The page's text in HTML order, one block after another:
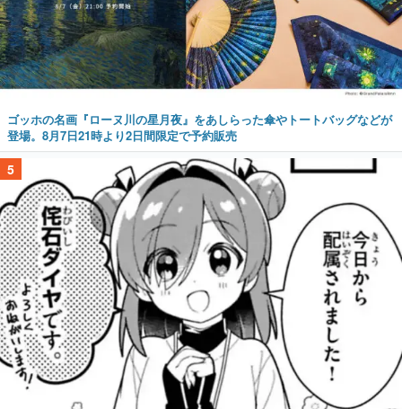
ゴッホの名画『ローヌ川の星月夜』をあしらった傘やトートバッグなどが
登場。8月7日21時より2日間限定で予約販売
5